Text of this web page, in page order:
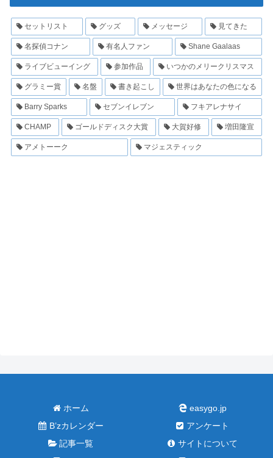
セットリスト グッズ メッセージ 見てきた
名探偵コナン 有名人ファン Shane Gaalaas
ライブビューイング 参加作品 いつかのメリークリスマス
グラミー賞 名盤 書き起こし 世界はあなたの色になる
Barry Sparks セブンイレブン フキアレナサイ
CHAMP ゴールドディスク大賞 大賀好修 増田隆宣
アメトーーク マジェスティック
ホーム
easygo.jp
B’zカレンダー
アンケート
記事一覧
サイトについて